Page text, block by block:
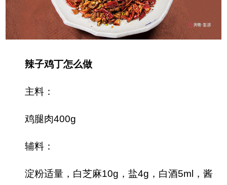
辣子鸡丁怎么做
主料：
鸡腿肉400g
辅料：
淀粉适量，白芝麻10g，盐4g，白酒5ml，酱